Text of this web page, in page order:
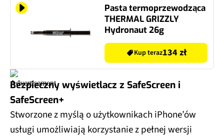
Pasta termoprzewodząca
THERMAL GRIZZLY
Hydronaut 26g
Kup teraz134 zł
Bezpieczny wyświetlacz z SafeScreen i
SafeScreen+
Stworzone z myślą o użytkownikach iPhone’ów
usługi umożliwiają korzystanie z pełnej wersji